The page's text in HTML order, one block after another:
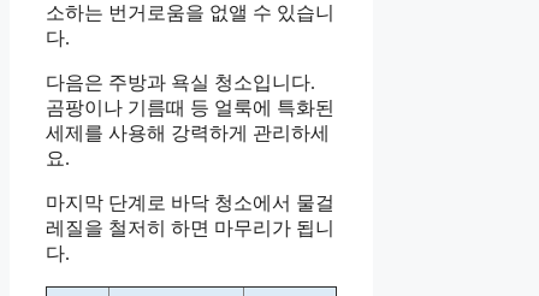
소하는 번거로움을 없앨 수 있습니
다.
다음은 주방과 욕실 청소입니다.
곰팡이나 기름때 등 얼룩에 특화된
세제를 사용해 강력하게 관리하세
요.
마지막 단계로 바닥 청소에서 물걸
레질을 철저히 하면 마무리가 됩니
다.